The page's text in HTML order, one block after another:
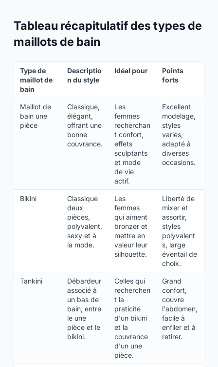
Tableau récapitulatif des types de
maillots de bain
Type de
maillot de
bain
Descriptio
n du style
Idéal pour
Points
forts
Maillot de
bain une
pièce
Classique,
élégant,
offrant une
bonne
couvrance.
Les
femmes
recherchan
t confort,
effets
sculptants
et mode
de vie
actif.
Excellent
modelage,
styles
variés,
adapté à
diverses
occasions.
Bikini
Classique
deux
pièces,
polyvalent,
sexy et à
la mode.
Les
femmes
qui aiment
bronzer et
mettre en
valeur leur
silhouette.
Liberté de
mixer et
assortir,
styles
polyvalent
s, large
éventail de
choix.
Tankini
Débardeur
associé à
un bas de
bain, entre
le une
pièce et le
bikini.
Celles qui
recherchen
t la
praticité
d'un bikini
et la
couvrance
d'un une
pièce.
Grand
confort,
couvre
l'abdomen,
facile à
enfiler et à
retirer.